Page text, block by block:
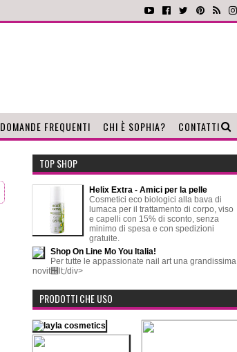
DOMANDE FREQUENTI CHI È SOPHIA? CONTATTI
TOP SHOP
Helix Extra - Amici per la pelle
Cosmetici eco biologici alla bava di
lumaca per il trattamento di corpo, viso
e capelli con 15% di sconto, senza
minimo di spesa e con spedizioni
gratuite.
Shop On Line Mo You Italia!
Per tutte le appassionate nail art una grandissima
novit஦lt;/div>
PRODOTTI CHE USO